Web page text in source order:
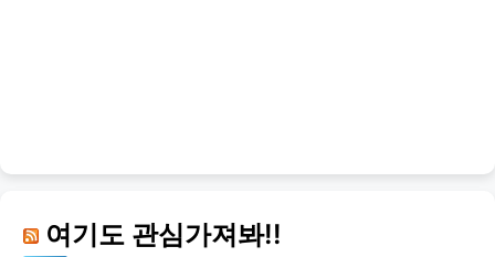
여기도 관심가져봐!!